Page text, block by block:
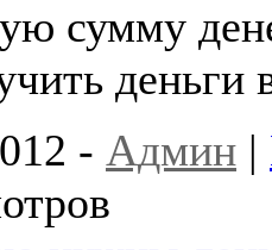
сумму
деньги
- Админ |